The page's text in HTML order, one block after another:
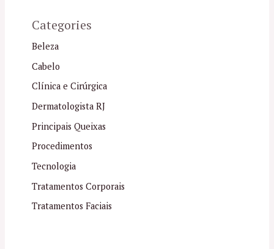
Categories
Beleza
Cabelo
Clínica e Cirúrgica
Dermatologista RJ
Principais Queixas
Procedimentos
Tecnologia
Tratamentos Corporais
Tratamentos Faciais